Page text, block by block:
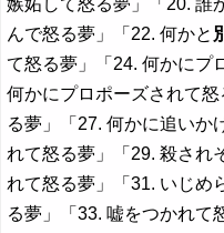
嫉妬して怒る夢」「20. 誰
んで怒る夢」「22. 何かと
て怒る夢」「24. 何かにプ
何かにプロポーズされて
る夢」「27. 何かに追いか
れて怒る夢」「29. 殺され
れて怒る夢」「31. いじめ
る夢」「33. 嘘をつかれて